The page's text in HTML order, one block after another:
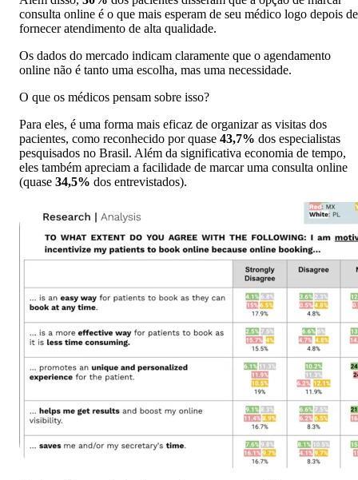
consulta online é o que mais esperam de seu médico logo depois de
fornecer atendimento de alta qualidade.
Os dados do mercado indicam claramente que o agendamento
online não é tanto uma escolha, mas uma necessidade.
O que os médicos pensam sobre isso?
Para eles, é uma forma mais eficaz de organizar as visitas dos
pacientes, como reconhecido por quase 43,7% dos especialistas
pesquisados ​​no Brasil. Além da significativa economia de tempo,
eles também apreciam a facilidade de marcar uma consulta online
(quase 34,5% dos entrevistados).